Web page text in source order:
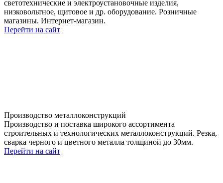
светотехнические и электроустановочные изделия,
низковольтное, щитовое и др. оборудование. Розничные
магазины. Интернет-магазин.
Перейти на сайт
Производство металлоконструкций
Производство и поставка широкого ассортимента
строительных и технологических металлоконструкций. Резка,
сварка черного и цветного металла толщиной до 30мм.
Перейти на сайт